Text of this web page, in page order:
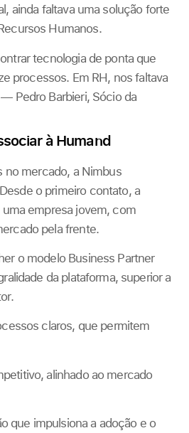
ainda faltava uma solução forte
Humanos.
tecnologia de ponta que
processos. Em RH, nos faltava
Pedro Barbieri, Sócio da
à Humand
no mercado, a Nimbus
o primeiro contato, a
empresa jovem, com
pela frente.
o modelo Business Partner
da plataforma, superior a
claros, que permitem
alinhado ao mercado
que impulsiona a adoção e o